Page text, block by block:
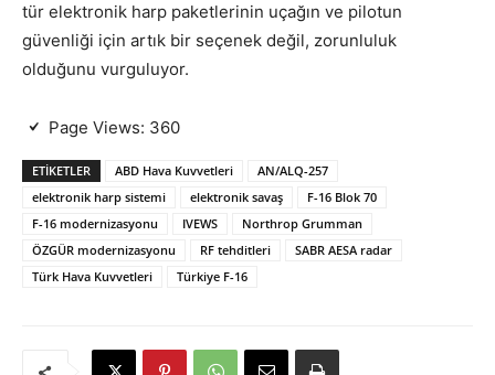
tür elektronik harp paketlerinin uçağın ve pilotun
güvenliği için artık bir seçenek değil, zorunluluk
olduğunu vurguluyor.
Page Views: 360
ETIKETLER ABD Hava Kuvvetleri
AN/ALQ-257
elektronik harp sistemi
elektronik savaş
F-16 Blok 70
F-16 modernizasyonu
IVEWS
Northrop Grumman
ÖZGÜR modernizasyonu
RF tehditleri
SABR AESA radar
Türk Hava Kuvvetleri
Türkiye F-16